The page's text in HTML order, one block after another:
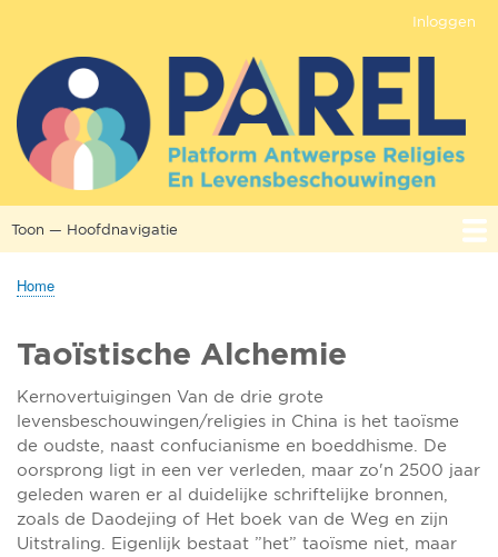
naar
de
inhoud
gaan
Inloggen
Hoofdnavigatie
Toon — Hoofdnavigatie
Home
OVER PAREL
PROJECTEN
AANBOD
CONTACT
NETWERK
KENNIS
KALENDER
Kruimelpad
Home
Taoïstische Alchemie
Kernovertuigingen Van de drie grote
levensbeschouwingen/religies in China is het taoïsme
de oudste, naast confucianisme en boeddhisme. De
oorsprong ligt in een ver verleden, maar zo'n 2500 jaar
geleden waren er al duidelijke schriftelijke bronnen,
zoals de ​Daodejing of ​Het boek van de Weg en zijn
Uitstraling​. Eigenlijk bestaat ”het” taoïsme niet, maar